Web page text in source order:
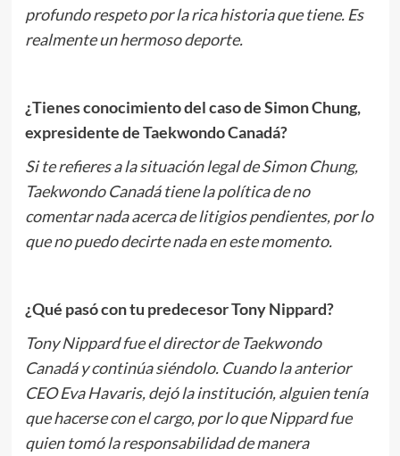
profundo respeto por la rica historia que tiene. Es
realmente un hermoso deporte.
¿Tienes conocimiento del caso de Simon Chung,
expresidente de Taekwondo Canadá?
Si te refieres a la situación legal de Simon Chung,
Taekwondo Canadá tiene la política de no
comentar nada acerca de litigios pendientes, por lo
que no puedo decirte nada en este momento.
¿Qué pasó con tu predecesor Tony Nippard?
Tony Nippard fue el director de Taekwondo
Canadá y continúa siéndolo. Cuando la anterior
CEO Eva Havaris, dejó la institución, alguien tenía
que hacerse con el cargo, por lo que Nippard fue
quien tomó la responsabilidad de manera